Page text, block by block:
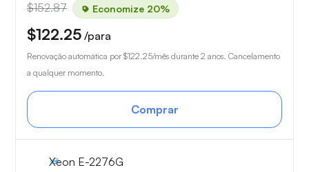
$152.87 Economize 20%
$122.25 /para
Renovação automática por $122.25/mês durante 2 anos. Cancelamento
a qualquer momento.
Comprar
Xeon E-2276G